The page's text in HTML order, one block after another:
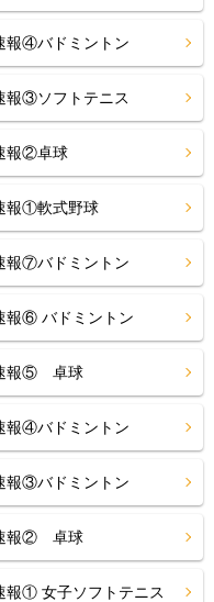
報④バドミントン
報③ソフトテニス
報②卓球
報①軟式野球
報⑦バドミントン
報⑥ バドミントン
報⑤ 卓球
報④バドミントン
報③バドミントン
報② 卓球
① 女子ソフトテニス